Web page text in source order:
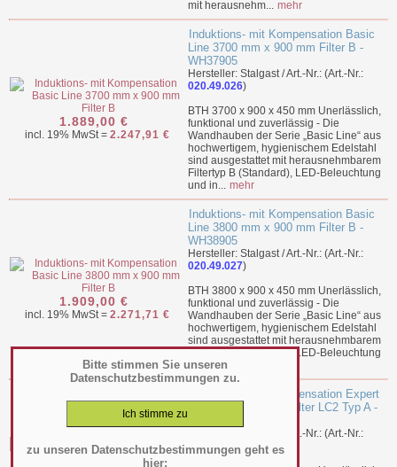
Bitte stimmen Sie unseren
Datenschutzbestimmungen zu.
zu unseren Datenschutzbestimmungen geht es
hier:
mit herausnehm... mehr
1.889,00 €
incl. 19% MwSt = 2.247,91 €
Induktions- mit Kompensation Basic
Line 3700 mm x 900 mm Filter B -
WH37905
Hersteller: Stalgast / Art.-Nr.: (Art.-Nr.:
020.49.026)
BTH 3700 x 900 x 450 mm Unerlässlich,
funktional und zuverlässig - Die
Wandhauben der Serie „Basic Line“ aus
hochwertigem, hygienischem Edelstahl
sind ausgestattet mit herausnehmbarem
Filtertyp B (Standard), LED-Beleuchtung
und in... mehr
1.909,00 €
incl. 19% MwSt = 2.271,71 €
Induktions- mit Kompensation Basic
Line 3800 mm x 900 mm Filter B -
WH38905
Hersteller: Stalgast / Art.-Nr.: (Art.-Nr.:
020.49.027)
BTH 3800 x 900 x 450 mm Unerlässlich,
funktional und zuverlässig - Die
Wandhauben der Serie „Basic Line“ aus
hochwertigem, hygienischem Edelstahl
sind ausgestattet mit herausnehmbarem
Filtertyp B (Standard), LED-Beleuchtung
und in...
Induktions- mit Kompensation Expert
Line 1900x900 mm Filter LC2 Typ A -
Hersteller: Stalgast / Art.-Nr.: (Art.-Nr.:
020.49.047 )